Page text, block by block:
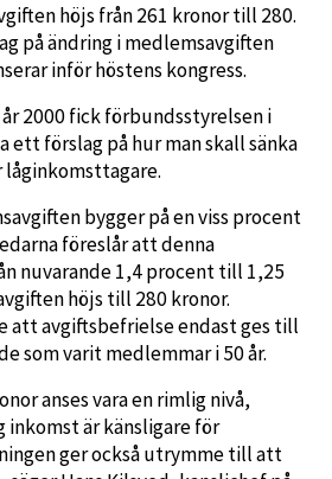
höjs från 261 kronor till 280.
på ändring i medlemsavgiften
inför höstens kongress.
2000 fick förbundsstyrelsen i
förslag på hur man skall sänka
bygger på en viss procent
föreslår att denna
nuvarande 1,4 procent till 1,25
höjs till 280 kronor.
att avgiftsbefrielse endast ges till
som varit medlemmar i 50 år.
anses vara en rimlig nivå,
inkomst är känsligare för
ger också utrymme till att